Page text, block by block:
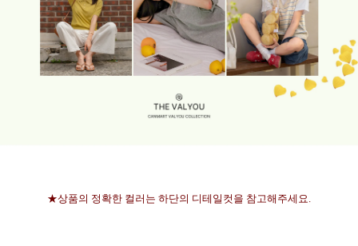
★상품의 정확한 컬러는 하단의 디테일컷을 참고해주세요.